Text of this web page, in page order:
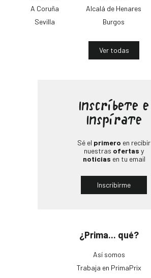
A Coruña
Sevilla
Alcalá de Henares
Burgos
Ver todas
¿Prima... qué?
Así somos
Trabaja en PrimaPrix
Inscríbete e
Inspírate
Sé el primero en recibir
nuestras ofertas y
noticias en tu email
Inscribirme